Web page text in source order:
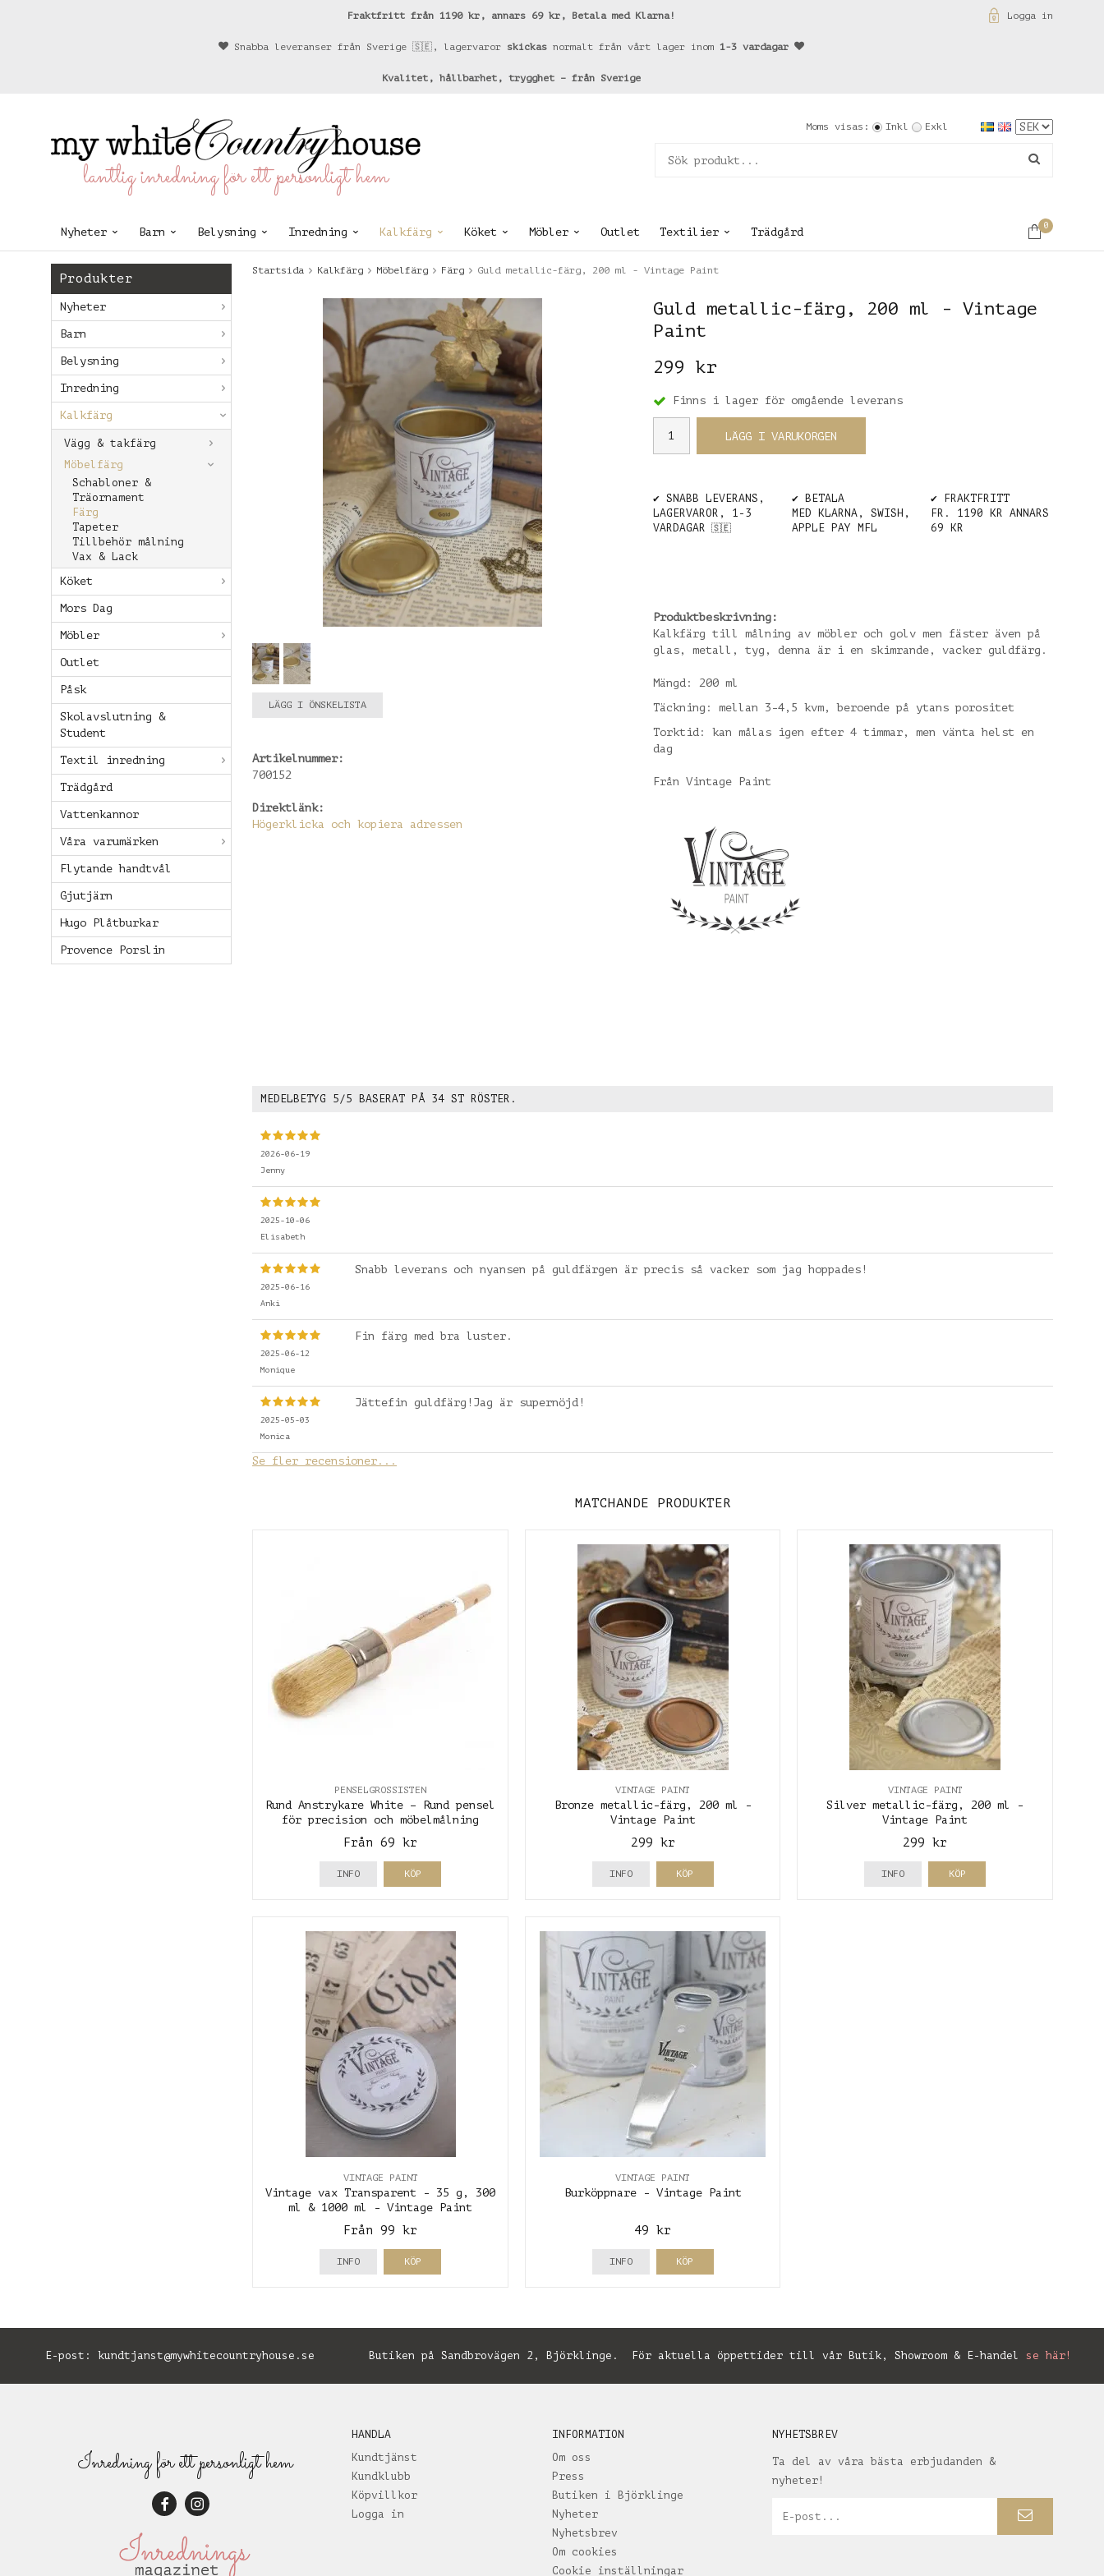
Logga in
Fraktfritt från 1190 kr, annars 69 kr, Betala med Klarna!
Snabba leveranser från Sverige 🇸🇪, lagervaror skickas normalt från vårt lager inom 1-3 vardagar
Kvalitet, hållbarhet, trygghet – från Sverige
lantlig inredning för ett personligt hem
Moms visas: Inkl Exkl
Nyheter Barn Belysning Inredning Kalkfärg Köket Möbler Outlet Textilier Trädgård
0
Produkter
Nyheter
Barn
Belysning
Inredning
Kalkfärg
Vägg & takfärg
Möbelfärg
Schabloner &
Träornament
Färg
Tapeter
Tillbehör målning
Vax & Lack
Köket
Mors Dag
Möbler
Outlet
Påsk
Skolavslutning &
Student
Textil inredning
Trädgård
Vattenkannor
Våra varumärken
Flytande handtvål
Gjutjärn
Hugo Plåtburkar
Provence Porslin
Startsida Kalkfärg Möbelfärg Färg Guld metallic-färg, 200 ml - Vintage Paint
Guld metallic-färg, 200 ml - Vintage
Paint
299 kr
Finns i lager för omgående leverans
LÄGG I VARUKORGEN
✔️ SNABB LEVERANS,
LAGERVAROR, 1-3
VARDAGAR
🇸🇪
✔️ BETALA
MED KLARNA, SWISH,
APPLE PAY MFL
✔️ FRAKTFRITT
FR. 1190 KR ANNARS
69 KR
Produktbeskrivning:
Kalkfärg till målning av möbler och golv men fäster även på
glas, metall, tyg, denna är i en skimrande, vacker guldfärg.
Mängd: 200 ml
Täckning: mellan 3-4,5 kvm, beroende på ytans porositet
Torktid: kan målas igen efter 4 timmar, men vänta helst en
dag
Från Vintage Paint
LÄGG I ÖNSKELISTA
Artikelnummer:
700152
Direktlänk:
Högerklicka och kopiera adressen
MEDELBETYG 5 /5 BASERAT PÅ 34 ST RÖSTER.
2026-06-19
Jenny
2025-10-06
Elisabeth
2025-06-16
Anki
Snabb leverans och nyansen på guldfärgen är precis så vacker som jag hoppades!
2025-06-12
Monique
Fin färg med bra luster.
2025-05-03
Monica
Jättefin guldfärg!Jag är supernöjd!
Se fler recensioner...
MATCHANDE PRODUKTER
PENSELGROSSISTEN
Rund Anstrykare White – Rund pensel
för precision och möbelmålning
Från 69 kr
INFO KÖP
VINTAGE PAINT
Bronze metallic-färg, 200 ml -
Vintage Paint
299 kr
INFO KÖP
VINTAGE PAINT
Silver metallic-färg, 200 ml -
Vintage Paint
299 kr
INFO KÖP
VINTAGE PAINT
Vintage vax Transparent - 35 g, 300
ml & 1000 ml - Vintage Paint
Från 99 kr
INFO KÖP
VINTAGE PAINT
Burköppnare - Vintage Paint
49 kr
INFO KÖP
E-post: kundtjanst@mywhitecountryhouse.se Butiken på Sandbrovägen 2, Björklinge. För aktuella öppettider till vår Butik, Showroom & E-handel se här!
Inredning för ett personligt hem
HANDLA
Kundtjänst
Kundklubb
Köpvillkor
Logga in
INFORMATION
Om oss
Press
Butiken i Björklinge
Nyheter
Nyhetsbrev
Om cookies
Cookie inställningar
NYHETSBREV
Ta del av våra bästa erbjudanden &
nyheter!